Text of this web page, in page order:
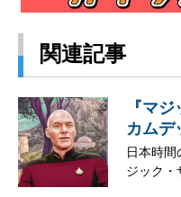
関連記事
『マ
カムデ
日本時
ジック・